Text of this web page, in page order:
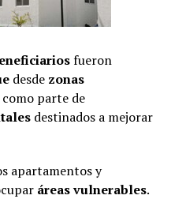
fueron
desde zonas
parte de
destinados a mejorar
apartamentos y
áreas vulnerables.